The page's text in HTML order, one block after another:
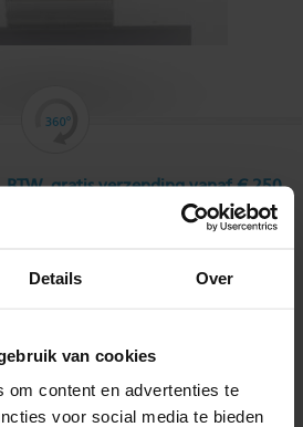
Details Over
van cookies
om content en advertenties te
voor social media te bieden
BTW, gratis verzending vanaf € 250
60 x 6 mm